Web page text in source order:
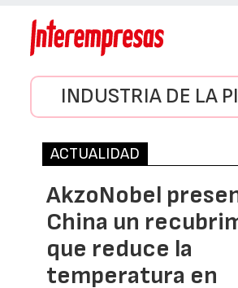
INDUSTRIA DE LA
ACTUALIDAD
AkzoNobel
China un
que reduce la
temperatura en